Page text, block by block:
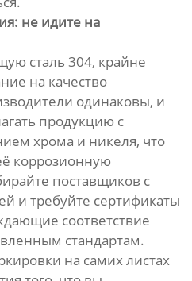
не идите на
сталь 304, крайне
на качество
одинаковы, и
продукцию с
хрома и никеля, что
коррозионную
поставщиков с
и требуйте сертификаты
соответствие
стандартам.
на самих листах